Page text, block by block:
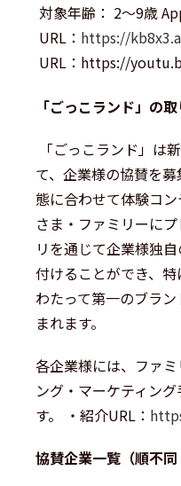
対象年齢： 2～9歳
URL： https://
URL：https://
「ごっこランド」の
「ごっこランド」は
て、企業様の協賛を
態に合わせて体験コ
さま・ファミリーに
リを通じて企業様独
付けることができ、
わたって第一のブラ
まれます。
各企業様には、ファ
ング・マーケティン
す。 ・紹介URL：
協賛企業一覧（順不同